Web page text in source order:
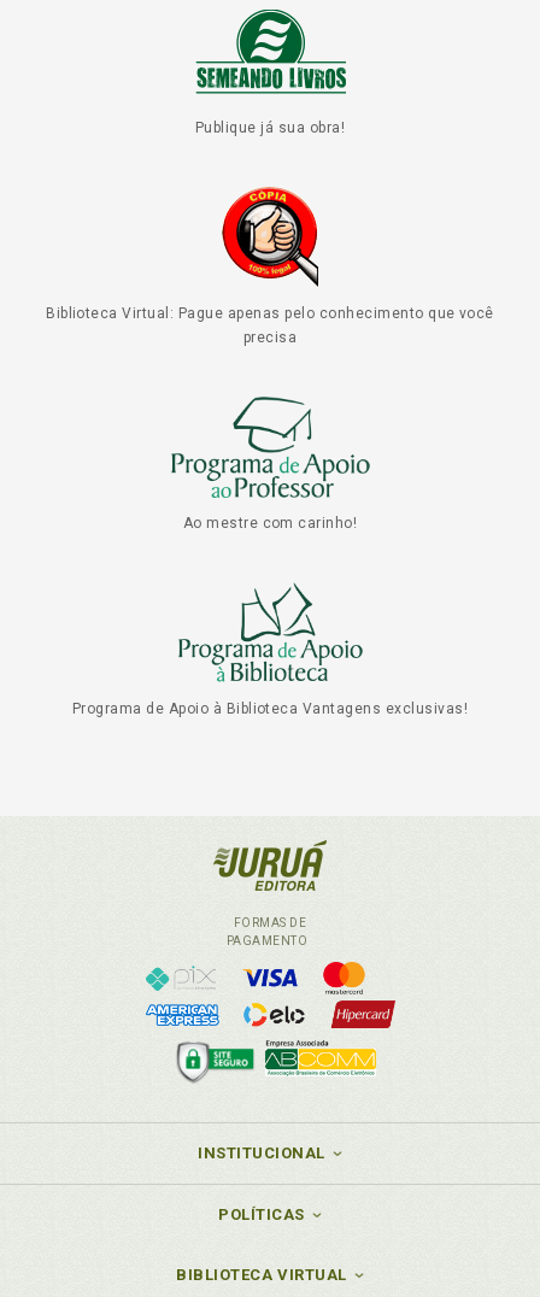
Publique já sua obra!
Biblioteca Virtual: Pague apenas pelo conhecimento que você
precisa
Ao mestre com carinho!
Programa de Apoio à Biblioteca Vantagens exclusivas!
FORMAS DE
PAGAMENTO
INSTITUCIONAL
POLÍTICAS
BIBLIOTECA VIRTUAL